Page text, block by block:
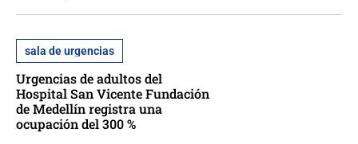
sala de urgencias
Urgencias de adultos del
Hospital San Vicente Fundación
de Medellín registra una
ocupación del 300 %